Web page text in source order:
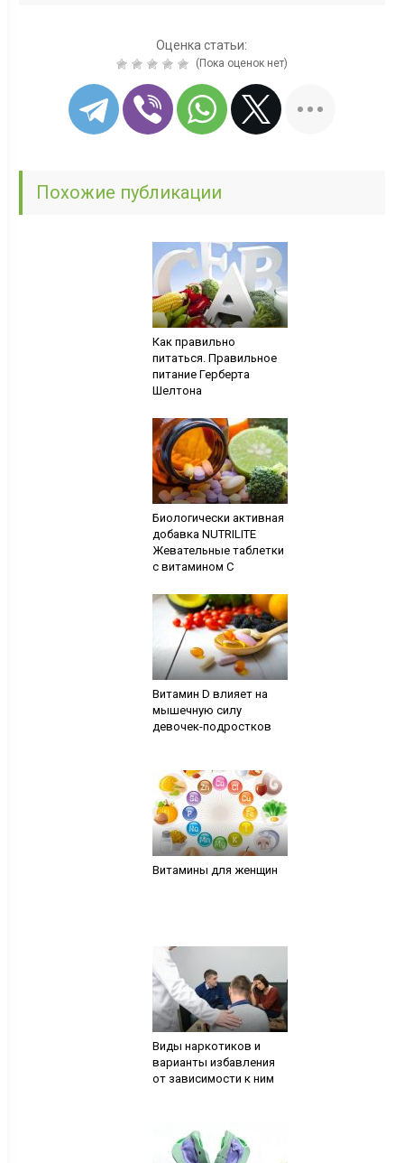
Оценка статьи:
(Пока оценок нет)
Похожие публикации
Как правильно
питаться. Правильное
питание Герберта
Шелтона
Биологически активная
добавка NUTRILITE
Жевательные таблетки
с витамином С
Витамин D влияет на
мышечную силу
девочек-подростков
Витамины для женщин
Виды наркотиков и
варианты избавления
от зависимости к ним